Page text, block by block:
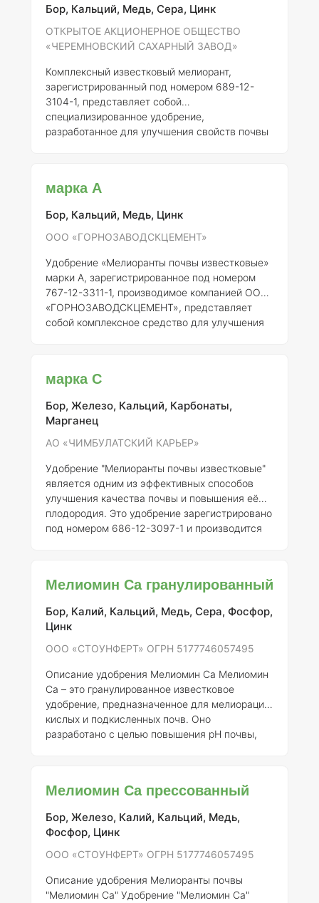
улучшению структуры почвы, увеличению ее
питательных веще
Бор, Кальций, Медь, Сера, Цинк
ОТКРЫТОЕ АКЦИОНЕРНОЕ ОБЩЕСТВО
«ЧЕРЕМНОВСКИЙ САХАРНЫЙ ЗАВОД»
Комплексный известковый мелиорант,
зарегистрированный под номером 689-12-
3104-1, представляет собой
специализированное удобрение,
разработанное для улучшения свойств почвы
сахарный завод», что свидетельствует о его
стандартам. ### Описание Комплексный
известковый мелиорант предназначен для
структуры и увеличения доступности
необходимых питательных веществ для р
марка А
Бор, Кальций, Медь, Цинк
ООО «ГОРНОЗАВОДСКЦЕМЕНТ»
Удобрение «Мелиоранты почвы известковые»
марки А, зарегистрированное под номером
767-12-3311-1, производимое компанией ООО
«ГОРНОЗАВОДСКЦЕМЕНТ», представляет
собой комплексное средство для улучшения
нейтрализовать кислотность почвы, улучшать
также способствовать более эффективному
усвоению питательных веществ растениями.
### Состав Состав удобрения может
марка С
Бор, Железо, Кальций, Карбонаты,
Марганец
АО «ЧИМБУЛАТСКИЙ КАРЬЕР»
Удобрение "Мелиоранты почвы известковые"
является одним из эффективных способов
улучшения качества почвы и повышения её
плодородия. Это удобрение зарегистрировано
под номером 686-12-3097-1 и производится
которые содержат в своем составе карбонаты
повышения pH почвы, что способствует
улучшению условий для роста растений, а
также для нейтрализации кислотности почвы.
може
Мелиомин Са гранулированный
Бор, Калий, Кальций, Медь, Сера, Фосфор,
Цинк
ООО «СТОУНФЕРТ» ОГРН 5177746057495
Описание удобрения Мелиомин Са
Са – это гранулированное известковое
удобрение, предназначенное для мелиорации
кислых и подкисленных почв. Оно
разработано с целью повышения pH почвы,
компанией ООО «СТОУНФЕРТ»,
и номером регистрации 926-12-4516-1.Состав
элементов и концентрация
содержит следующие элементы: - Кальций
- Магний
Мелиомин Са прессованный
Бор, Железо, Калий, Кальций, Медь,
Фосфор, Цинк
ООО «СТОУНФЕРТ» ОГРН 5177746057495
Описание удобрения Мелиоранты почвы
"Мелиомин Са"Удобрение "Мелиомин Са"